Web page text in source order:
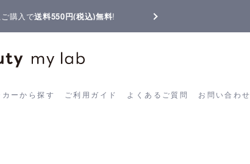
の影響によりお届けに遅延が生じております
カーから探す ご利用ガイド よくあるご質問 お問い合わせ
メーカーから探す ご利用ガイド よくあるご質問